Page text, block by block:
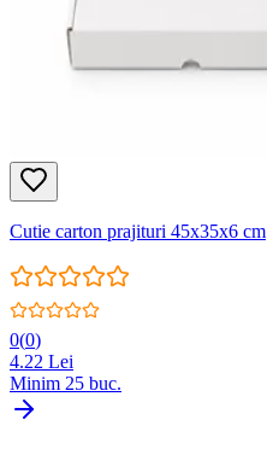
Cutie carton prajituri 45x35x6 cm
0(0)
4.22 Lei
Minim 25 buc.